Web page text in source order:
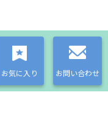
お気に入り お問い合わせ